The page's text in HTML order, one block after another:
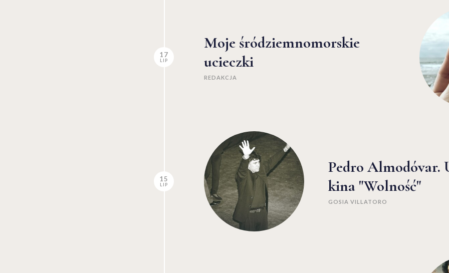
17
LIP
Moje śródziemnomorskie
ucieczki
REDAKCJA
15
LIP
Pedro Almodóvar.
kina "Wolność"
GOSIA VILLATORO